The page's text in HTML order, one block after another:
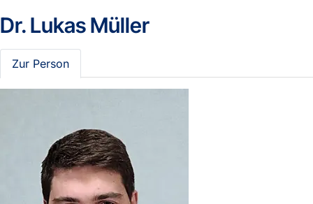
Dr.Lukas Müller
Zur Person